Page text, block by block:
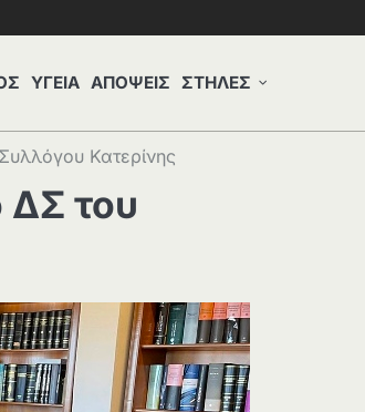
ΥΓΕΙΑ ΑΠΟΨΕΙΣ ΣΤΗΛΕΣ
Κατερίνης
του